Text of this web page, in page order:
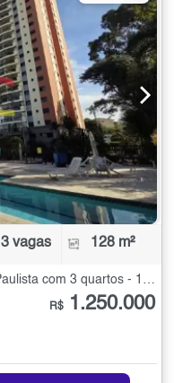
3 vagas 128 m²
Apartamento à Venda no Lauzane Paulista com 3 quartos - 128 m²
R$ 1.250.000